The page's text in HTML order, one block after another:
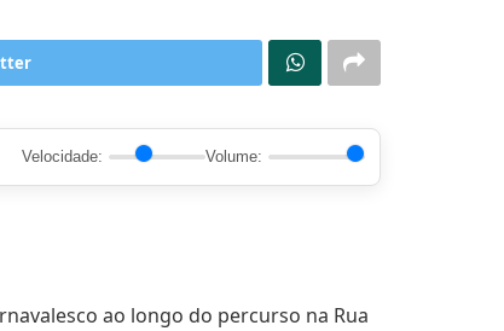
Velocidade: Volume:
ao longo do percurso na Rua